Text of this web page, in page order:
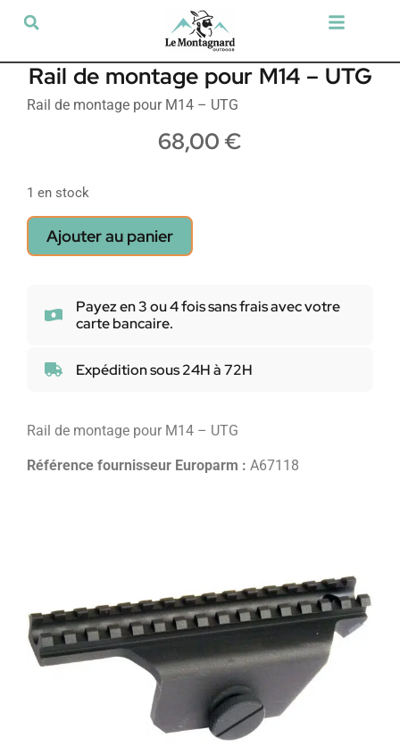
Rail de montage pour M14 – UTG
Rail de montage pour M14 – UTG
68,00 €
1 en stock
Ajouter au panier
Payez en 3 ou 4 fois sans frais avec votre
carte bancaire.
Expédition sous 24H à 72H
Rail de montage pour M14 – UTG
Référence fournisseur Europarm : A67118